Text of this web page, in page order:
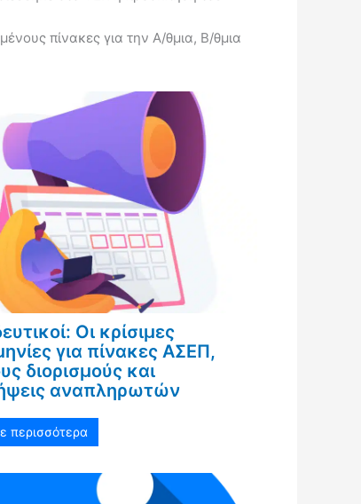
πίνακες για την Α/θμια, Β/θμια
Οι κρίσιμες
για πίνακες ΑΣΕΠ,
διορισμούς και
αναπληρωτών
περισσότερα